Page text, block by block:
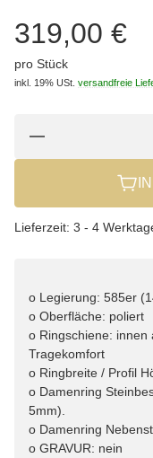
319,00 €
pro Stück
inkl. 19% USt. versandfreie
Lieferzeit: 3 - 4
o Legierung: 585er
o Oberfläche: poliert
o Ringschiene:
Tragekomfort
o Ringbreite / Profil
o Damenring
5mm).
o Damenring
o GRAVUR: nein